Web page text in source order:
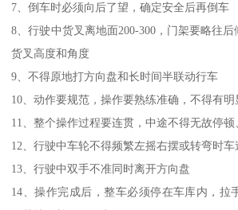
7、倒车时必须向后了望，确定安全后再倒车
8、行驶中货叉离地面200-300，门架要略往
货叉高度和角度
9、不得原地打方向盘和长时间半联动行车
10、动作要规范，操作要熟练准确，不得有
11、整个操作过程要连贯，中途不得无故停
12、行驶中车轮不得频繁左摇右摆或转弯时车
13、行驶中双手不准同时离开方向盘
14、操作完成后，整车必须停在车库内，拉